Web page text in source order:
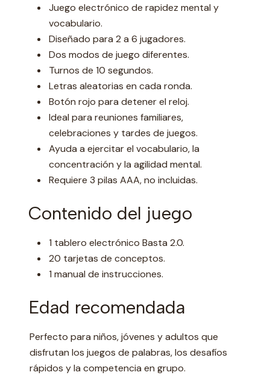
Juego electrónico de rapidez mental y
vocabulario.
Diseñado para 2 a 6 jugadores.
Dos modos de juego diferentes.
Turnos de 10 segundos.
Letras aleatorias en cada ronda.
Botón rojo para detener el reloj.
Ideal para reuniones familiares,
celebraciones y tardes de juegos.
Ayuda a ejercitar el vocabulario, la
concentración y la agilidad mental.
Requiere 3 pilas AAA, no incluidas.
Contenido del juego
1 tablero electrónico Basta 2.0.
20 tarjetas de conceptos.
1 manual de instrucciones.
Edad recomendada
Perfecto para niños, jóvenes y adultos que
disfrutan los juegos de palabras, los desafíos
rápidos y la competencia en grupo.